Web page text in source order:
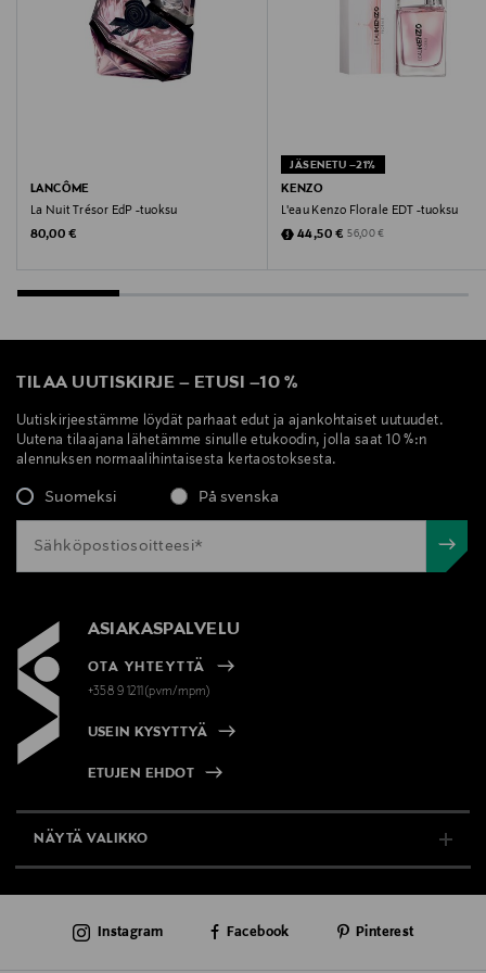
Marc Jacobs, naisten tuoksu, Daisy, eau de toilette,
kukkainenn tuoksu
LANCÔME
La Nuit Trésor EdP -tuoksu
Original Price
80,00 €
JÄSENETU –21%
KENZO
L'eau Kenzo Florale EDT -tuoksu
Discounted Price
44,50 € Original Price
56,00 €
TILAA UUTISKIRJE – ETUSI –10 %
Uutiskirjeestämme löydät parhaat edut ja ajankohtaiset uutuudet.
Uutena tilaajana lähetämme sinulle etukoodin, jolla saat 10 %:n
alennuksen normaalihintaisesta kertaostoksesta.
Suomeksi På svenska
ASIAKASPALVELU
OTA YHTEYTTÄ
+358 9 1211(pvm/mpm)
USEIN KYSYTTYÄ
ETUJEN EHDOT
NÄYTÄ VALIKKO
AJANKOHTAISTA
Instagram Facebook Pinterest